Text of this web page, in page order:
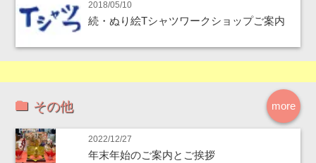
2018/05/10
続・ぬり絵Tシャツワークショップご案内
more
その他
2022/12/27
年末年始のご案内とご挨拶